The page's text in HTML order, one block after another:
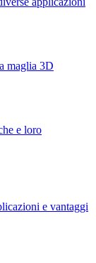
maglia 3D
e loro
e vantaggi